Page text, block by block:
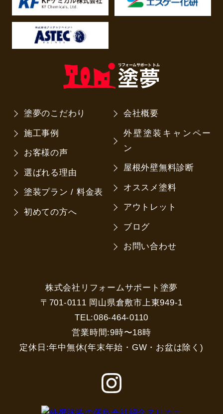
塗夢のこだわり
施工事例
お客様の声
選ばれる理由
塗装プラン / 料金表
初めての方へ
会社概要
外壁塗装キャンペー
ン
屋根外壁無料診断
オススメ塗料
アウトレット
ブログ
お問い合わせ
株式会社リフォームサポート塗夢
〒701-0111 岡山県倉敷市上東949-1
TEL:086-464-0110
営業時間:9時〜18時
定休日:年中無休(年末年始・GW・お盆は除く)